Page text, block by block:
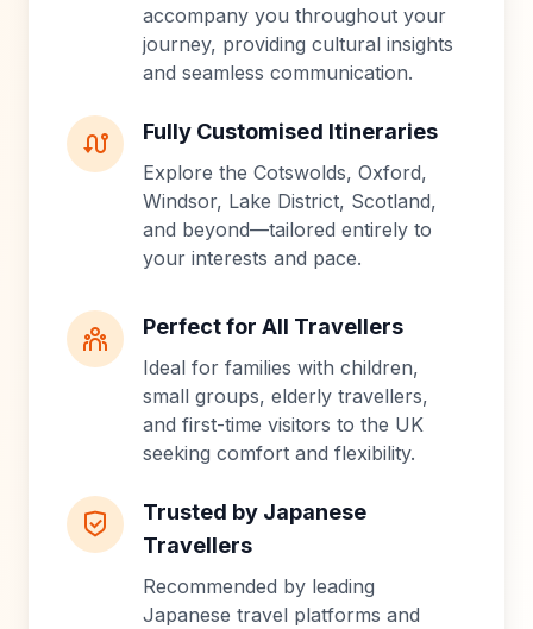
accompany you throughout your
journey, providing cultural insights
and seamless communication.
Fully Customised Itineraries
Explore the Cotswolds, Oxford,
Windsor, Lake District, Scotland,
and beyond—tailored entirely to
your interests and pace.
Perfect for All Travellers
Ideal for families with children,
small groups, elderly travellers,
and first-time visitors to the UK
seeking comfort and flexibility.
Trusted by Japanese
Travellers
Recommended by leading
Japanese travel platforms and